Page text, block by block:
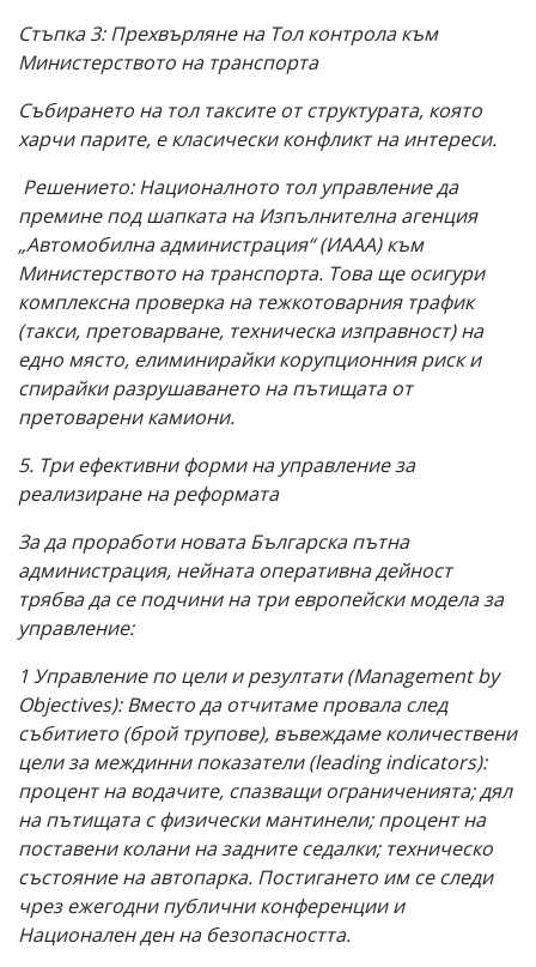
Стъпка 3: Прехвърляне на Тол контрола към
Министерството на транспорта
Събирането на тол таксите от структурата, която
харчи парите, е класически конфликт на интереси.
Решението: Националното тол управление да
премине под шапката на Изпълнителна агенция
„Автомобилна администрация“ (ИААА) към
Министерството на транспорта. Това ще осигури
комплексна проверка на тежкотоварния трафик
(такси, претоварване, техническа изправност) на
едно място, елиминирайки корупционния риск и
спирайки разрушаването на пътищата от
претоварени камиони.
5. Три ефективни форми на управление за
реализиране на реформата
За да проработи новата Българска пътна
администрация, нейната оперативна дейност
трябва да се подчини на три европейски модела за
управление:
1 Управление по цели и резултати (Management by
Objectives): Вместо да отчитаме провала след
събитието (брой трупове), въвеждаме количествени
цели за междинни показатели (leading indicators):
процент на водачите, спазващи ограниченията; дял
на пътищата с физически мантинели; процент на
поставени колани на задните седалки; техническо
състояние на автопарка. Постигането им се следи
чрез ежегодни публични конференции и
Национален ден на безопасността.